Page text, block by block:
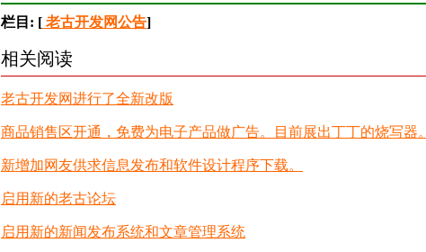
栏目: [ 老古开发网公告]
相关阅读
老古开发网进行了全新改版
商品销售区开通，免费为电子产品做广告。目前展出丁丁的烧写器。
新增加网友供求信息发布和软件设计程序下载。
启用新的老古论坛
启用新的新闻发布系统和文章管理系统